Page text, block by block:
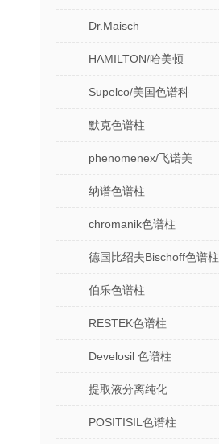
Dr.Maisch
HAMILTON/哈美顿
Supelco/美国色谱科
默克色谱柱
phenomenex/飞诺美
纳谱色谱柱
chromanik色谱柱
德国比绍夫Bischoff色谱柱
伯乐色谱柱
RESTEK色谱柱
Develosil 色谱柱
提取液分离纯化
POSITISIL色谱柱